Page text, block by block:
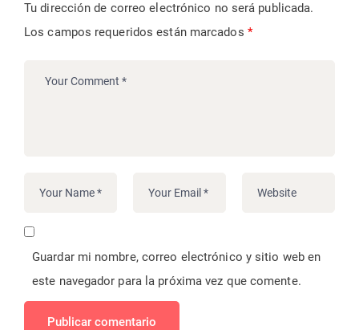
Tu dirección de correo electrónico no será publicada.
Los campos requeridos están marcados *
Guardar mi nombre, correo electrónico y sitio web en
este navegador para la próxima vez que comente.
Publicar comentario